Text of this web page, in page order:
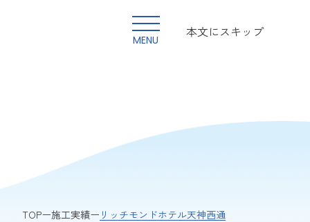
MENU
本文にスキップ
TOP 施工実績 リッチモンドホテル天神西通